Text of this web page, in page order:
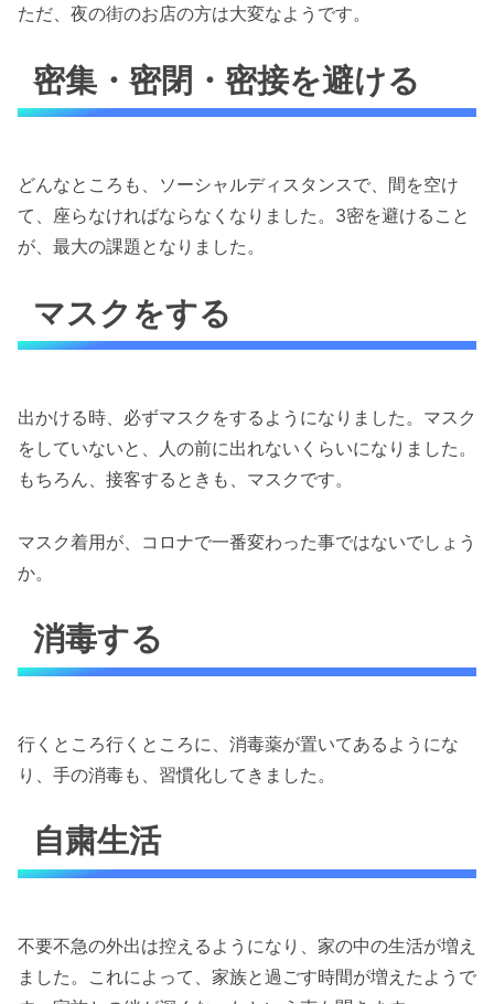
ただ、夜の街のお店の方は大変なようです。
密集・密閉・密接を避ける
どんなところも、ソーシャルディスタンスで、間を空け
て、座らなければならなくなりました。3密を避けること
が、最大の課題となりました。
マスクをする
出かける時、必ずマスクをするようになりました。マスク
をしていないと、人の前に出れないくらいになりました。
もちろん、接客するときも、マスクです。
マスク着用が、コロナで一番変わった事ではないでしょう
か。
消毒する
行くところ行くところに、消毒薬が置いてあるようにな
り、手の消毒も、習慣化してきました。
自粛生活
不要不急の外出は控えるようになり、家の中の生活が増え
ました。これによって、家族と過ごす時間が増えたようで